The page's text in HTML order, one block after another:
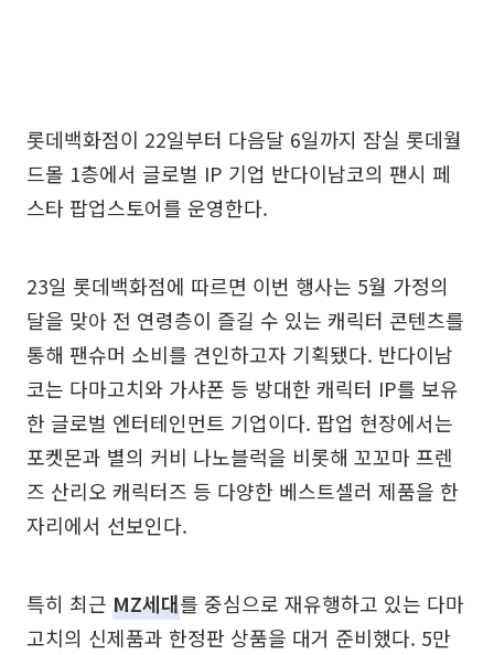
롯데백화점이 22일부터 다음달 6일까지 잠실 롯데월
드몰 1층에서 글로벌 IP 기업 반다이남코의 팬시 페
스타 팝업스토어를 운영한다.
23일 롯데백화점에 따르면 이번 행사는 5월 가정의
달을 맞아 전 연령층이 즐길 수 있는 캐릭터 콘텐츠를
통해 팬슈머 소비를 견인하고자 기획됐다. 반다이남
코는 다마고치와 가샤폰 등 방대한 캐릭터 IP를 보유
한 글로벌 엔터테인먼트 기업이다. 팝업 현장에서는
포켓몬과 별의 커비 나노블럭을 비롯해 꼬꼬마 프렌
즈 산리오 캐릭터즈 등 다양한 베스트셀러 제품을 한
자리에서 선보인다.
특히 최근 MZ세대를 중심으로 재유행하고 있는 다마
고치의 신제품과 한정판 상품을 대거 준비했다. 5만